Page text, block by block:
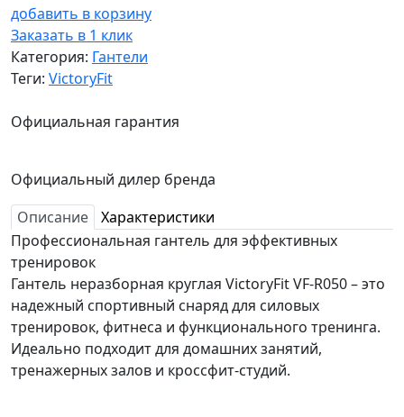
добавить в корзину
Заказать в 1 клик
Категория: Гантели
Теги: VictoryFit
Официальная гарантия
Официальный дилер бренда
Описание
Характеристики
Профессиональная гантель для эффективных
тренировок
Гантель неразборная круглая VictoryFit VF-R050 – это
надежный спортивный снаряд для силовых
тренировок, фитнеса и функционального тренинга.
Идеально подходит для домашних занятий,
тренажерных залов и кроссфит-студий.